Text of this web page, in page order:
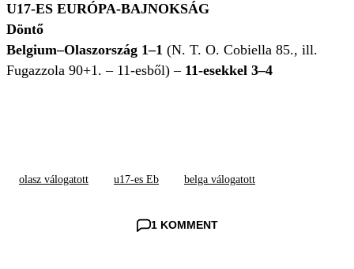
U17-ES EURÓPA-BAJNOKSÁG
Döntő
Belgium–Olaszország 1–1 (N. T. O. Cobiella 85., ill.
Fugazzola 90+1. – 11-esből) – 11-esekkel 3–4
olasz válogatott u17-es Eb belga válogatott
1 KOMMENT